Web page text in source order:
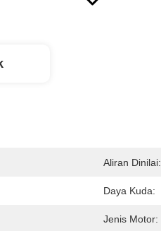
Aliran Dinilai:
Daya Kuda:
Jenis Motor: